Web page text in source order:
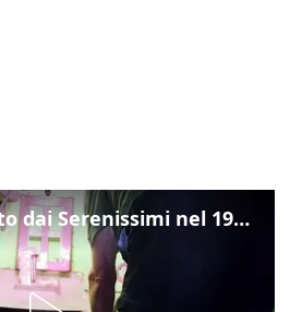
Ecco il tanko usato dai Serenissimi nel 1997 per il blitz a San Marco